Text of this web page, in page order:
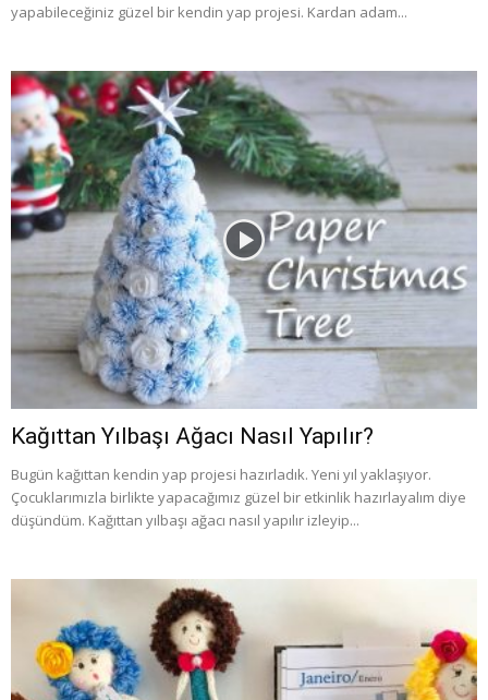
yapabileceğiniz güzel bir kendin yap projesi. Kardan adam...
Kağıttan Yılbaşı Ağacı Nasıl Yapılır?
Bugün kağıttan kendin yap projesi hazırladık. Yeni yıl yaklaşıyor.
Çocuklarımızla birlikte yapacağımız güzel bir etkinlik hazırlayalım diye
düşündüm. Kağıttan yılbaşı ağacı nasıl yapılır izleyip...